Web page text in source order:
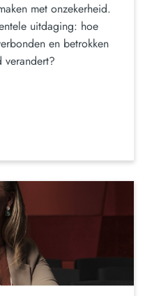
met onzekerheid.
uitdaging: hoe
en betrokken